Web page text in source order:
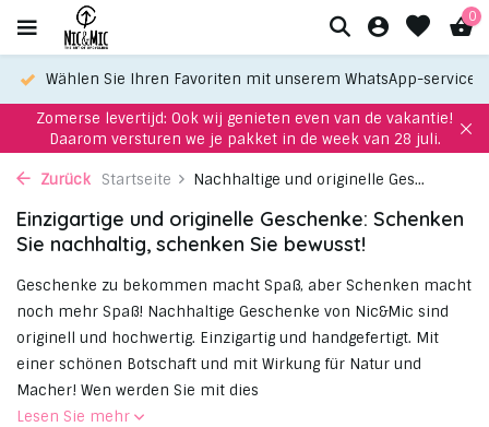
0
Wählen Sie Ihren Favoriten mit unserem WhatsApp-service!
Zomerse levertijd: Ook wij genieten even van de vakantie!
Daarom versturen we je pakket in de week van 28 juli.
Zurück Startseite Nachhaltige und originelle Ges...
Einzigartige und originelle Geschenke: Schenken
Sie nachhaltig, schenken Sie bewusst!
Geschenke zu bekommen macht Spaß, aber Schenken macht
noch mehr Spaß! Nachhaltige Geschenke von Nic&Mic sind
originell und hochwertig. Einzigartig und handgefertigt. Mit
einer schönen Botschaft und mit Wirkung für Natur und
Macher! Wen werden Sie mit dies
Lesen Sie mehr